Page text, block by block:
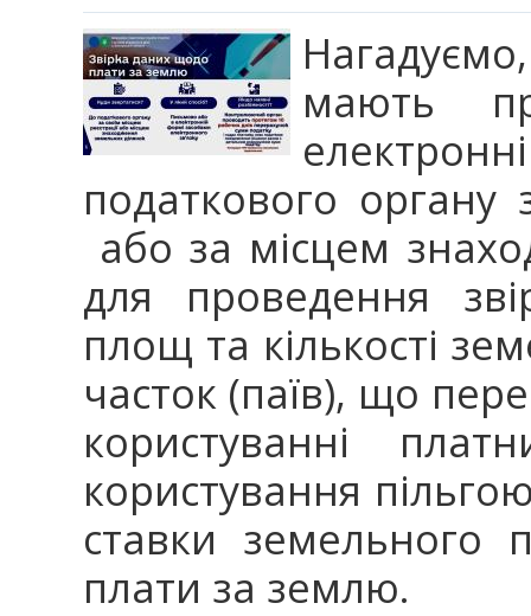
мають
податкового органу
або за місцем
для проведення
площ та кількості
часток (паїв), що
користуванні
користування
ставки земельного
плати за землю.